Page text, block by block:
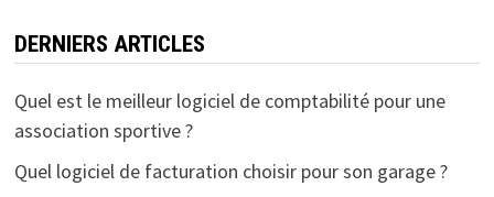
DERNIERS ARTICLES
Quel est le meilleur logiciel de comptabilité pour une
association sportive ?
Quel logiciel de facturation choisir pour son garage ?